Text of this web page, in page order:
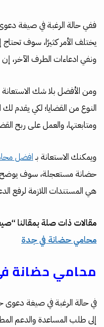
ففي حالة الرغبة في صيغة
يختلف الأمر كثيرًا، سوف
ونفي ادعاءات الطرف الآخر،
ومن الأفضل بلا شك
النوع من القضايا؛ لكي يقدم لك
ومتابعتها، والعمل على ربح
ويمكنك الاستعانة بـ افضل
حضانة مستعجلة، سوف يوضح
هي المستندات اللازمة لرفع
مقالات ذات صلة بمقالنا
محامي حضانة في جدة
محامي حضانة
في حالة الرغبة في صيغة دعوى
إلى طلب المساعدة والدعم